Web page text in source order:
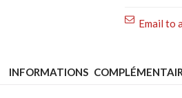
Email to
INFORMATIONS